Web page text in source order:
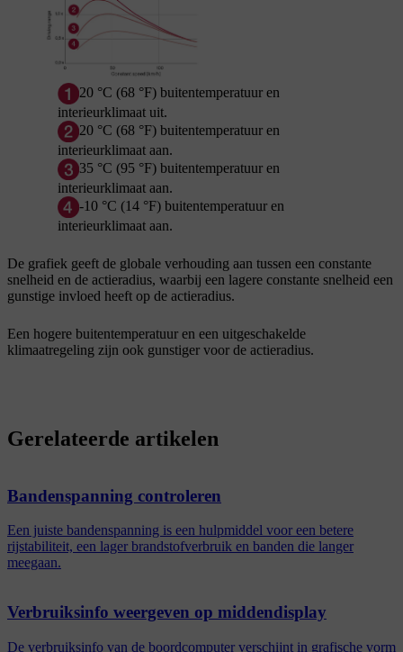
20 °C (68 °F) buitentemperatuur en
interieurklimaat uit.
20 °C (68 °F) buitentemperatuur en
interieurklimaat aan.
35 °C (95 °F) buitentemperatuur en
interieurklimaat aan.
-10 °C (14 °F) buitentemperatuur en
interieurklimaat aan.
De grafiek geeft de globale verhouding aan tussen een constante
snelheid en de actieradius, waarbij een lagere constante snelheid een
gunstige invloed heeft op de actieradius.
Een hogere buitentemperatuur en een uitgeschakelde
klimaatregeling zijn ook gunstiger voor de actieradius.
Gerelateerde artikelen
Bandenspanning controleren
Een juiste bandenspanning is een hulpmiddel voor een betere
rijstabiliteit, een lager brandstofverbruik en banden die langer
meegaan.
Verbruiksinfo weergeven op middendisplay
De verbruiksinfo van de boordcomputer verschijnt in grafische vorm